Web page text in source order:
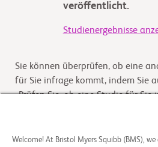
veröffentlicht.
Studienergebnisse
Sie können überprüfen, ob eine
für Sie infrage kommt, indem Sie
„Prüfen Sie, ob eine Studie für Sie
Welcome! At Bristol Myers Squibb (BMS),